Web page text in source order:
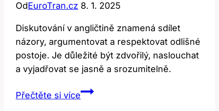
OdEuroTran.cz 8. 1. 2025
Diskutování v angličtině znamená sdílet
názory, argumentovat a respektovat odlišné
postoje. Je důležité být zdvořilý, naslouchat
a vyjadřovat se jasně a srozumitelně.
Přečtěte si víceDiscuss: